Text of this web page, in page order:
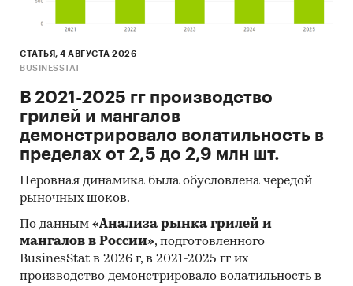
СТАТЬЯ, 4 АВГУСТА 2026
BUSINESSTAT
В 2021-2025 гг производство
грилей и мангалов
демонстрировало волатильность в
пределах от 2,5 до 2,9 млн шт.
Неровная динамика была обусловлена чередой
рыночных шоков.
По данным «Анализа рынка грилей и
мангалов в России», подготовленного
BusinesStat в 2026 г, в 2021-2025 гг их
производство демонстрировало волатильность в